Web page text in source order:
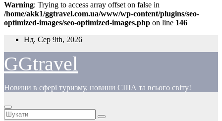
Warning: Trying to access array offset on false in
/home/akk1/ggtravel.com.ua/www/wp-content/plugins/seo-
optimized-images/seo-optimized-images.php on line 146
Перейти
вмісту
Нд. Сер 9th, 2026
GGtravel
Новини в сфері туризму, новини США та всього світу!